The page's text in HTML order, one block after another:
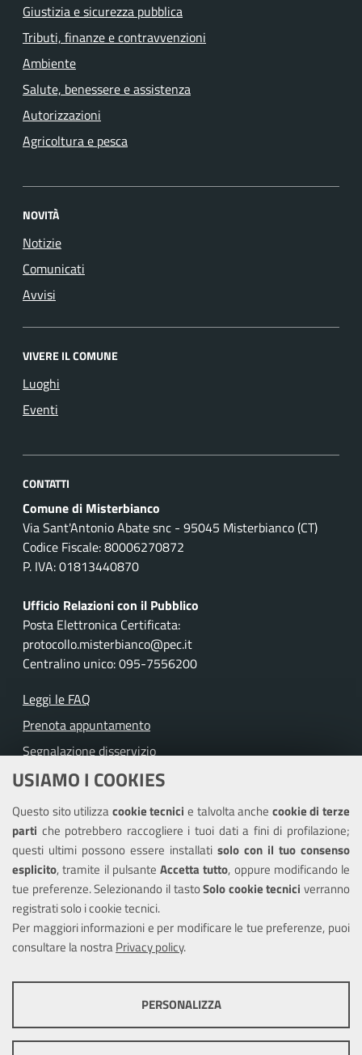
USIAMO I COOKIES
Questo sito utilizzacookie tecnicie talvolta anche cookie di terze
parti che potrebbero raccogliere i tuoi dati a fini di profilazione;
questi ultimi possono essere installati solo con il tuo consenso
esplicito, tramite il pulsante Accetta tutto, oppure modificando le
tue preferenze. Selezionando il tastoSolo cookie tecnici verranno
registrati solo i cookie tecnici.
Per maggiori informazioni e per modificare le tue preferenze, puoi
consultare la nostraPrivacy policy.
PERSONALIZZA
Giustizia e sicurezza pubblica
Tributi, finanze e contravvenzioni
Ambiente
Salute, benessere e assistenza
Autorizzazioni
Agricoltura e pesca
NOVITÀ
Notizie
Comunicati
Avvisi
VIVERE IL COMUNE
Luoghi
Eventi
CONTATTI
Comune di Misterbianco
Via Sant'Antonio Abate snc - 95045 Misterbianco (CT)
Codice Fiscale: 80006270872
P. IVA: 01813440870
Ufficio Relazioni con il Pubblico
Posta Elettronica Certificata:
protocollo.misterbianco@pec.it
Centralino unico: 095-7556200
Leggi le FAQ
Prenota appuntamento
Segnalazione disservizio
Richiesta assistenza
Amministrazione trasparente
Informativa privacy
Note legali
Piano di miglioramento del sito
Dichiarazione di accessibilità